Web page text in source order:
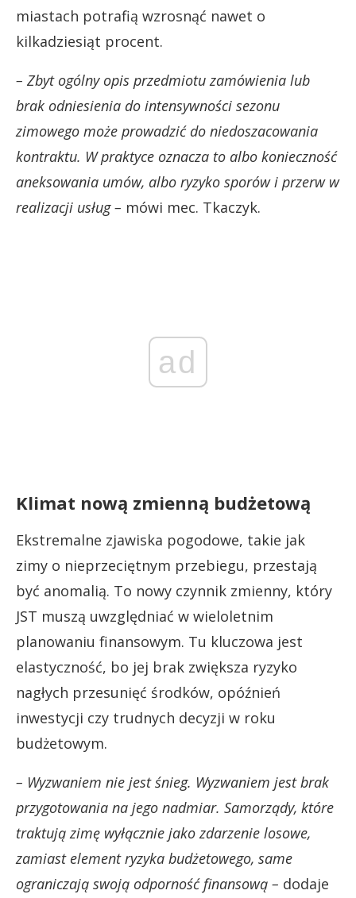
miastach potrafią wzrosnąć nawet o
kilkadziesiąt procent.
– Zbyt ogólny opis przedmiotu zamówienia lub
brak odniesienia do intensywności sezonu
zimowego może prowadzić do niedoszacowania
kontraktu. W praktyce oznacza to albo konieczność
aneksowania umów, albo ryzyko sporów i przerw w
realizacji usług – mówi mec. Tkaczyk.
ad
Klimat nową zmienną budżetową
Ekstremalne zjawiska pogodowe, takie jak
zimy o nieprzeciętnym przebiegu, przestają
być anomalią. To nowy czynnik zmienny, który
JST muszą uwzględniać w wieloletnim
planowaniu finansowym. Tu kluczowa jest
elastyczność, bo jej brak zwiększa ryzyko
nagłych przesunięć środków, opóźnień
inwestycji czy trudnych decyzji w roku
budżetowym.
– Wyzwaniem nie jest śnieg. Wyzwaniem jest brak
przygotowania na jego nadmiar. Samorządy, które
traktują zimę wyłącznie jako zdarzenie losowe,
zamiast element ryzyka budżetowego, same
ograniczają swoją odporność finansową – dodaje